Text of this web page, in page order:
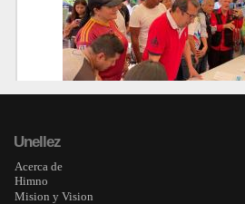
Rector Adán Chávez: Unellez se mantiene firme a...
CENTRAL
Rector unellista firmó en respaldo a iniciativa ...
Unellez
Acerca de
Himno
Mision y Vision